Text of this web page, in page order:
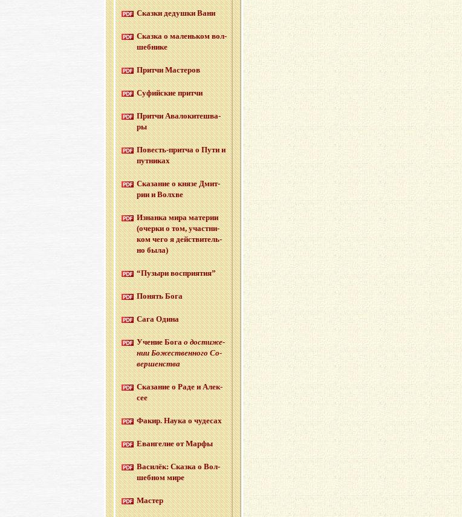
Сказ­ки де­душ­ки Вани
Сказ­ка о ма­лень­ком вол­
шеб­ни­ке
Прит­чи Ма­сте­ров
Су­фий­ские прит­чи
Прит­чи Ава­ло­ки­те­шва­
ры
По­весть-прит­ча о Пути и
пут­ни­ках
Ска­за­ние о князе Дмит­
рии и Волх­ве
Из­нан­ка мира ма­те­рии
(очер­ки о том, участ­ни­
ком чего я дей­стви­тель­
но была)
“Пу­зы­ри вос­при­я­тия”
По­нять Бога
Сага Одина
Уче­ние Богао до­сти­же­
нии Бо­же­ствен­но­го Со­
вер­шен­ства
Ска­за­ние о Раде и Алек­
сее
Факир. Наука о чу­де­сах
Еван­ге­лие от Марфы
Ва­си­лёк: Сказ­ка о Вол­
шеб­ном мире
Ма­стер